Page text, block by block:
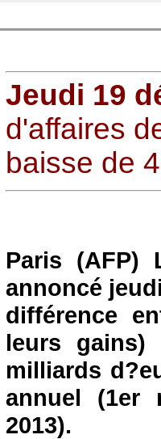
Jeudi 19
d'affaires
baisse de
Paris (AFP)
annoncé
différence
leurs gains)
milliards
annuel (1er
2013).